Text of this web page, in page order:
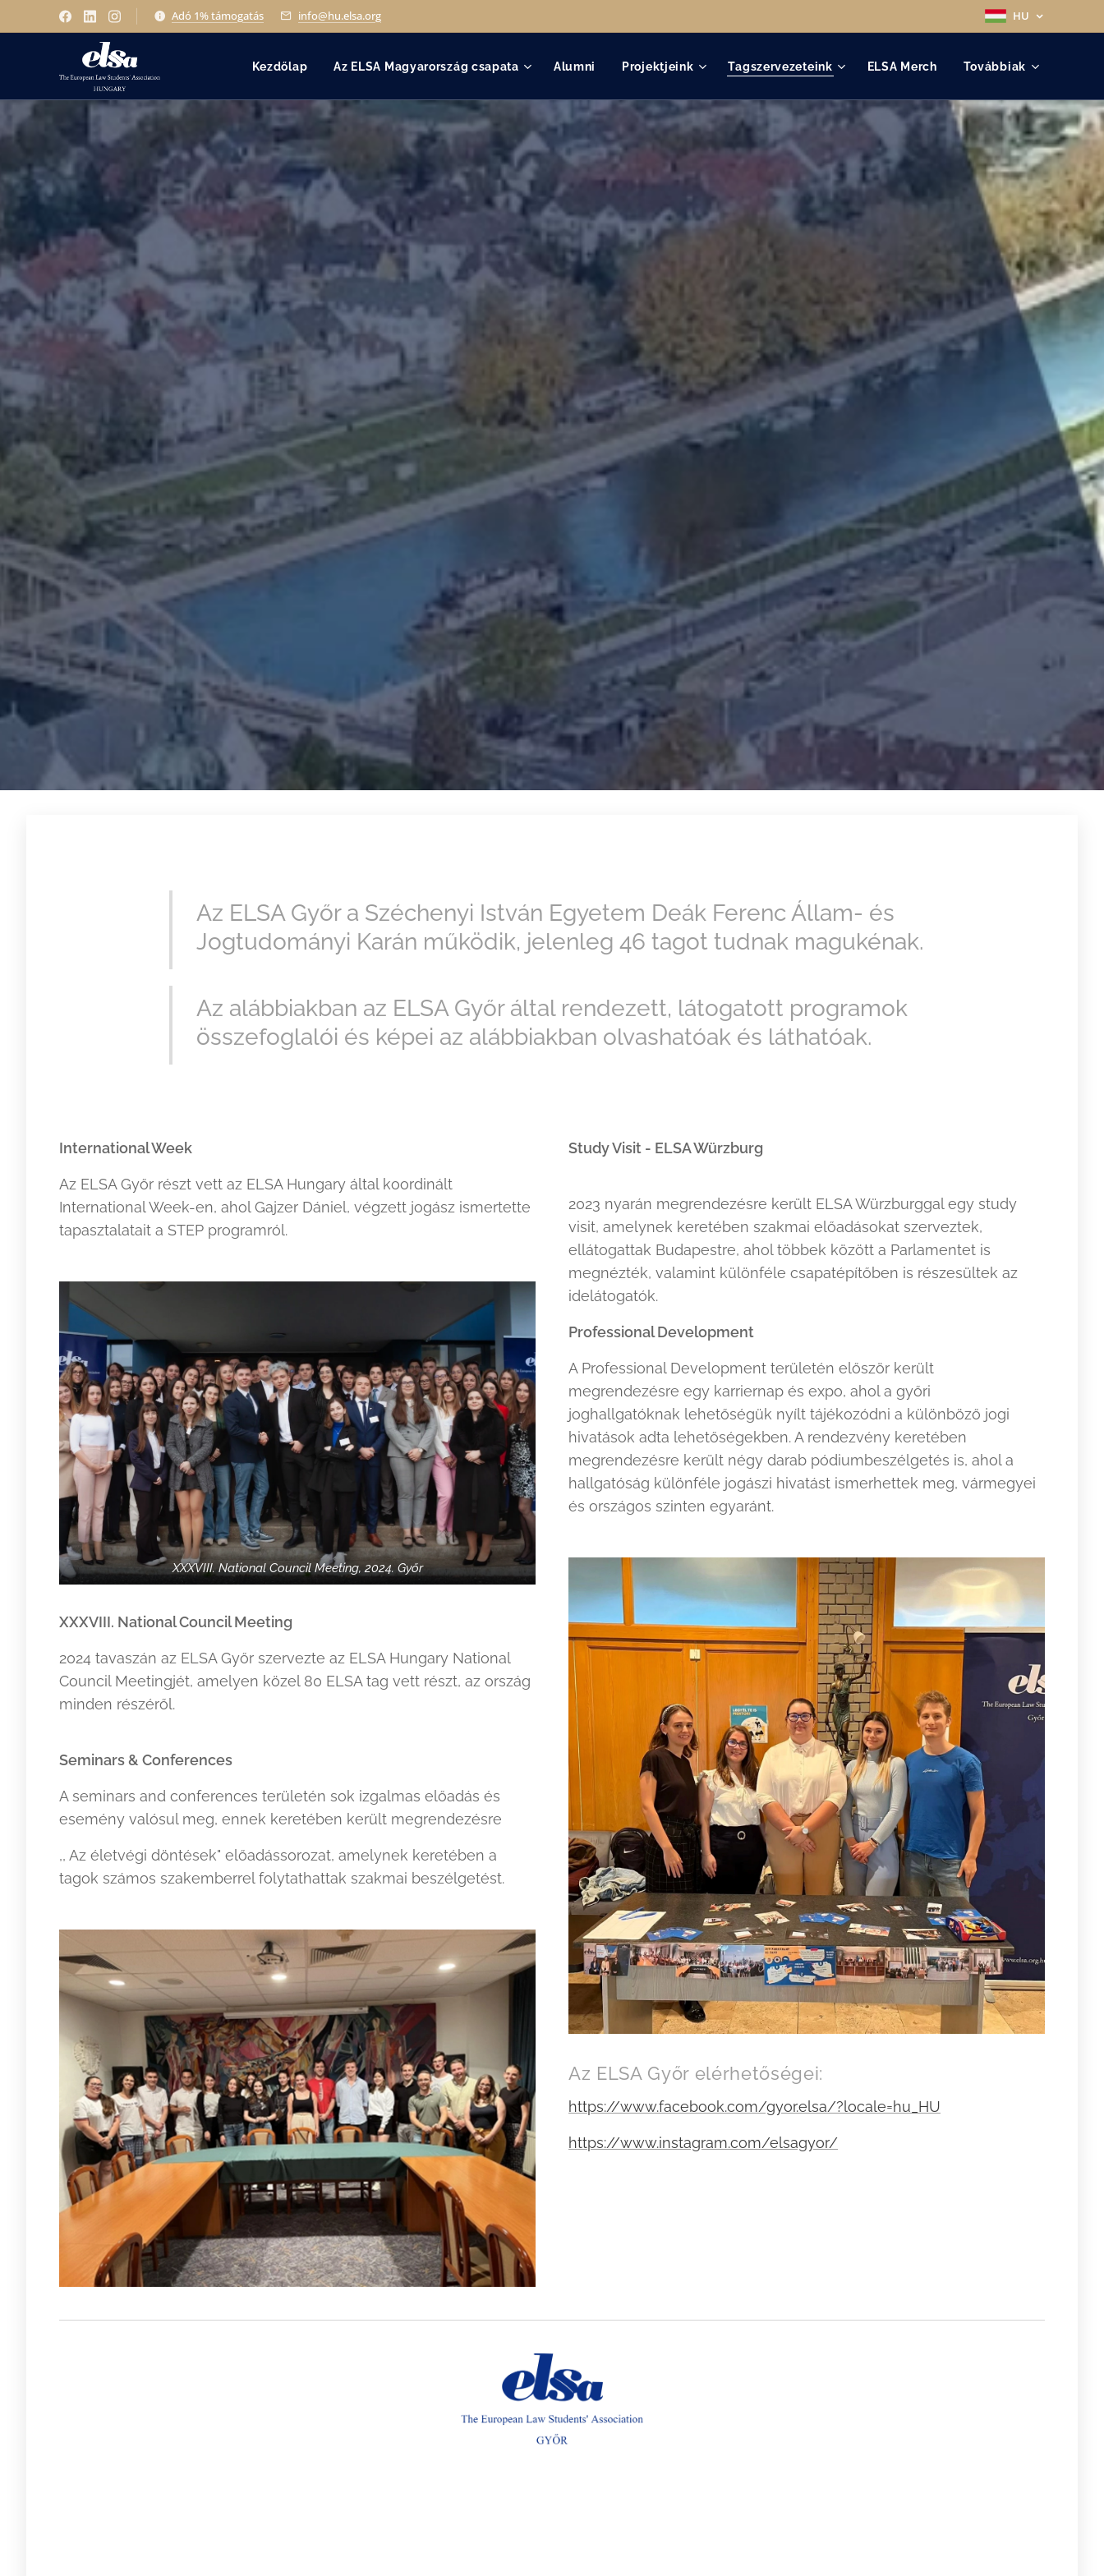
Adó 1% támogatás info@hu.elsa.org HU
Kezdőlap Az ELSA Magyarország csapata Alumni Projektjeink Tagszervezeteink ELSA Merch Továbbiak
Az ELSA Győr a Széchenyi István Egyetem Deák Ferenc Állam- és
Jogtudományi Karán működik, jelenleg 46 tagot tudnak magukénak.
Az alábbiakban az ELSA Győr által rendezett, látogatott programok
összefoglalói és képei az alábbiakban olvashatóak és láthatóak.
International Week
Az ELSA Győr részt vett az ELSA Hungary által koordinált
International Week-en, ahol Gajzer Dániel, végzett jogász ismertette
tapasztalatait a STEP programról.
XXXVIII. National Council Meeting, 2024. Győr
XXXVIII. National Council Meeting
2024 tavaszán az ELSA Győr szervezte az ELSA Hungary National
Council Meetingjét, amelyen közel 80 ELSA tag vett részt, az ország
minden részéről.
Seminars & Conferences
A seminars and conferences területén sok izgalmas előadás és
esemény valósul meg, ennek keretében került megrendezésre
,, Az életvégi döntések" előadássorozat, amelynek keretében a
tagok számos szakemberrel folytathattak szakmai beszélgetést.
Study Visit - ELSA Würzburg
2023 nyarán megrendezésre került ELSA Würzburggal egy study
visit, amelynek keretében szakmai előadásokat szerveztek,
ellátogattak Budapestre, ahol többek között a Parlamentet is
megnézték, valamint különféle csapatépítőben is részesültek az
idelátogatók.
Professional Development
A Professional Development területén először került
megrendezésre egy karriernap és expo, ahol a győri
joghallgatóknak lehetőségük nyílt tájékozódni a különböző jogi
hivatások adta lehetőségekben. A rendezvény keretében
megrendezésre került négy darab pódiumbeszélgetés is, ahol a
hallgatóság különféle jogászi hivatást ismerhettek meg, vármegyei
és országos szinten egyaránt.
Az ELSA Győr elérhetőségei:
https://www.facebook.com/gyor.elsa/?locale=hu_HU
https://www.instagram.com/elsagyor/